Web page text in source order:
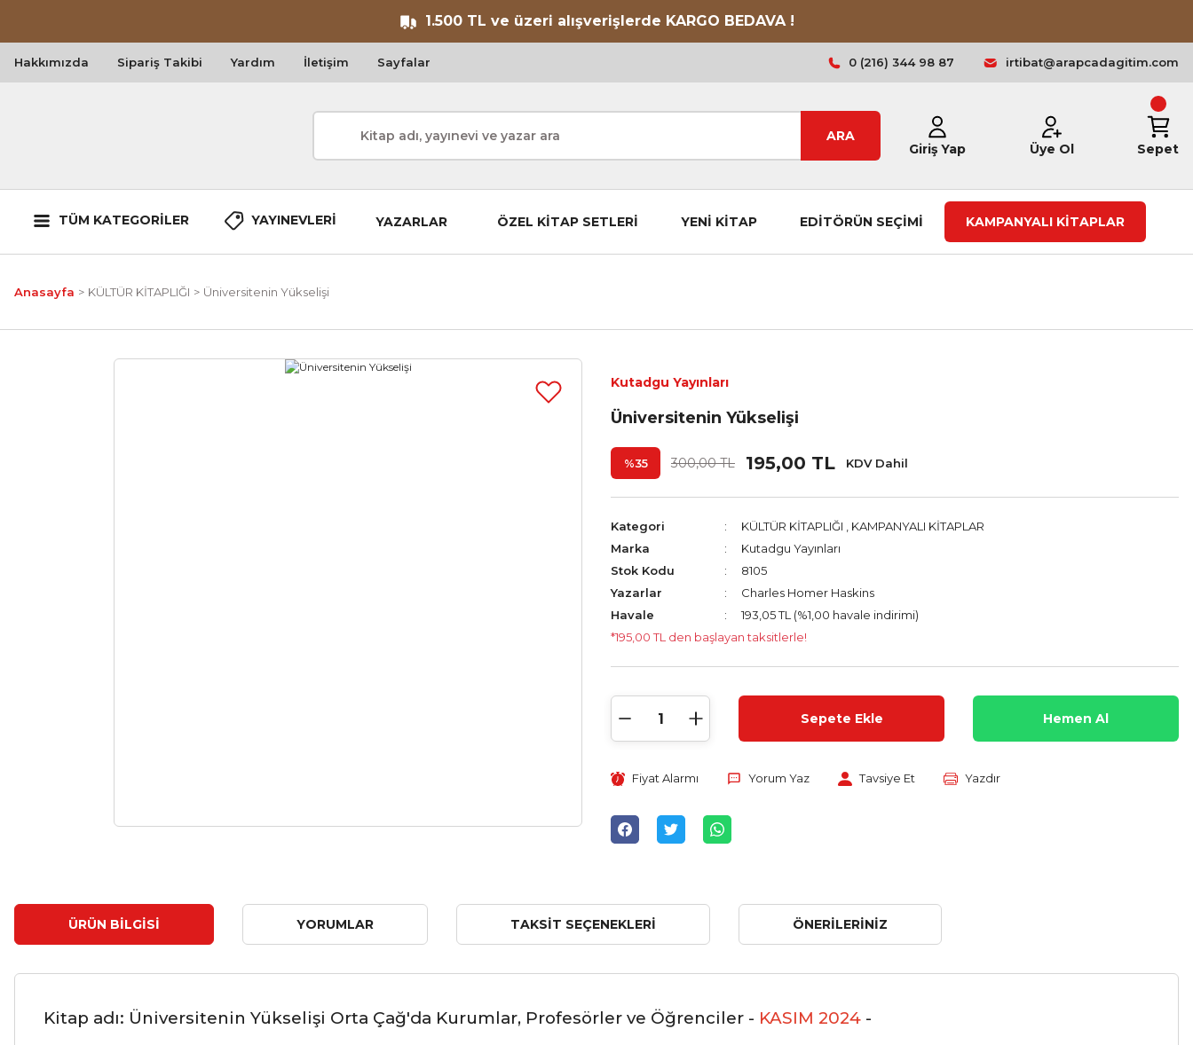
1.500 TL ve üzeri alışverişlerde KARGO BEDAVA !
Hakkımızda Sipariş Takibi Yardım İletişim Sayfalar 0 (216) 344 98 87 irtibat@arapcadagitim.com
ARA
Giriş Yap
Üye Ol Sepet
TÜM KATEGORİLER YAYINEVLERİ YAZARLAR ÖZEL KİTAP SETLERİ YENİ KİTAP EDİTÖRÜN SEÇİMİ KAMPANYALI KİTAPLAR
Anasayfa KÜLTÜR KİTAPLIĞI Üniversitenin Yükselişi
Kutadgu Yayınları
Üniversitenin Yükselişi
%35 300,00 TL 195,00 TL KDV Dahil
Kategori KÜLTÜR KİTAPLIĞI
KAMPANYALI KİTAPLAR
Marka
Kutadgu Yayınları
Stok Kodu
8105
Yazarlar
Charles Homer Haskins
Havale
193,05 TL (%1,00 havale indirimi)
*195,00 TL den başlayan taksitlerle!
Sepete Ekle Hemen Al
Fiyat Alarmı Yorum Yaz Tavsiye Et Yazdır
ÜRÜN BILGISI YORUMLAR TAKSIT SEÇENEKLERI ÖNERILERINIZ
Kitap adı: Üniversitenin Yükselişi Orta Çağ'da Kurumlar, Profesörler ve Öğrenciler - KASIM 2024 -